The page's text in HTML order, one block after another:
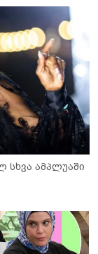
სხვა ამპლუაში